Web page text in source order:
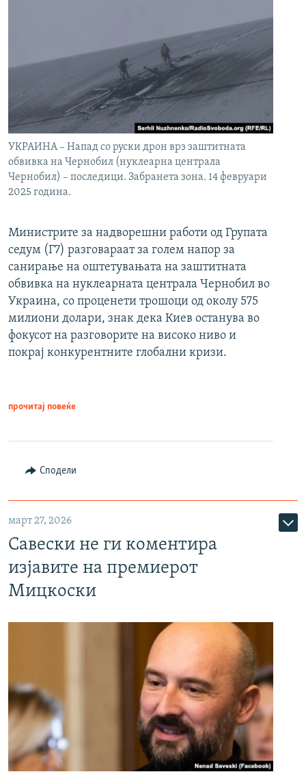
УКРАИНА – Напад со руски дрон врз заштитната
обвивка на Чернобил (нуклеарна централа
Чернобил) – последици. Забранета зона. 14 февруари
2025 година.
Министрите за надворешни работи од Групата
седум (Г7) разговараат за голем напор за
санирање на оштетувањата на заштитната
обвивка на нуклеарната централа Чернобил во
Украина, со проценети трошоци од околу 575
милиони долари, знак дека Киев останува во
фокусот на разговорите на високо ниво и
покрај конкурентните глобални кризи.
прочитај повеќе
Сподели
март 27, 2026
Савески не ги коментира
изјавите на премиерот
Мицкоски